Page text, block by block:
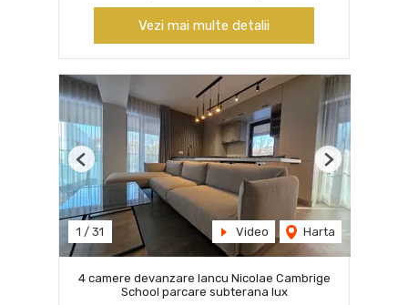
Vezi mai multe detalii
1 / 31 Video Harta
Previous Next
4 camere devanzare Iancu Nicolae Cambrige
School parcare subterana lux